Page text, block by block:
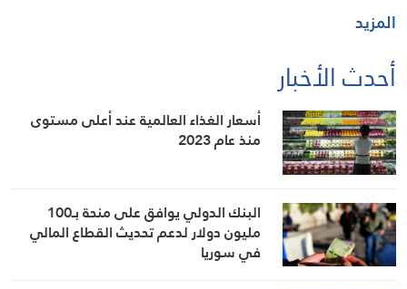
المزيد
أحدث الأخبار
أسعار الغذاء العالمية عند أعلى مستوى
منذ عام 2023
البنك الدولي يوافق على منحة بـ100
مليون دولار لدعم تحديث القطاع المالي
في سوريا